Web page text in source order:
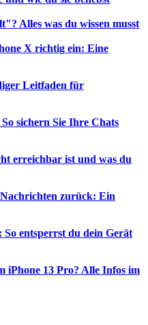
Alles was du wissen musst
X richtig ein: Eine
Leitfaden für
sichern Sie Ihre Chats
erreichbar ist und was du
zurück: Ein
So entsperrst du dein Gerät
iPhone 13 Pro? Alle Infos im